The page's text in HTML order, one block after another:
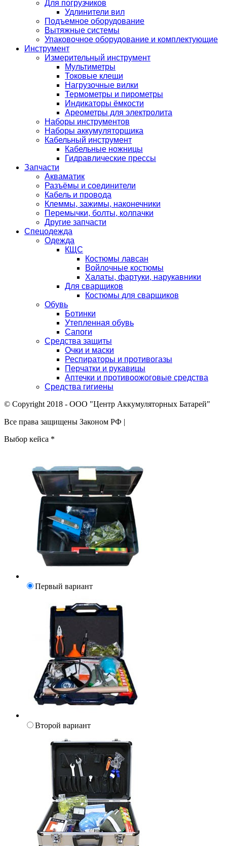
Для погрузчиков
Удлинители вил
Подъемное оборудование
Вытяжные системы
Упаковочное оборудование и комплектующие
Инструмент
Измерительный инструмент
Мультиметры
Токовые клещи
Нагрузочные вилки
Термометры и пирометры
Индикаторы ёмкости
Ареометры для электролита
Наборы инструментов
Наборы аккумуляторщика
Кабельный инструмент
Кабельные ножницы
Гидравлические прессы
Запчасти
Акваматик
Разъёмы и соединители
Кабель и провода
Клеммы, зажимы, наконечники
Перемычки, болты, колпачки
Другие запчасти
Спецодежда
Одежда
КЩС
Костюмы лавсан
Войлочные костюмы
Халаты, фартуки, нарукавники
Для сварщиков
Костюмы для сварщиков
Обувь
Ботинки
Утепленная обувь
Сапоги
Средства защиты
Очки и маски
Респираторы и противогазы
Перчатки и рукавицы
Аптечки и противоожоговые средства
Средства гигиены
© Copyright 2018 - ООО "Центр Аккумуляторных Батарей"
Все права защищены Законом РФ |
Выбор кейса *
Первый вариант
Второй вариант